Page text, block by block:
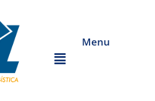
Menu